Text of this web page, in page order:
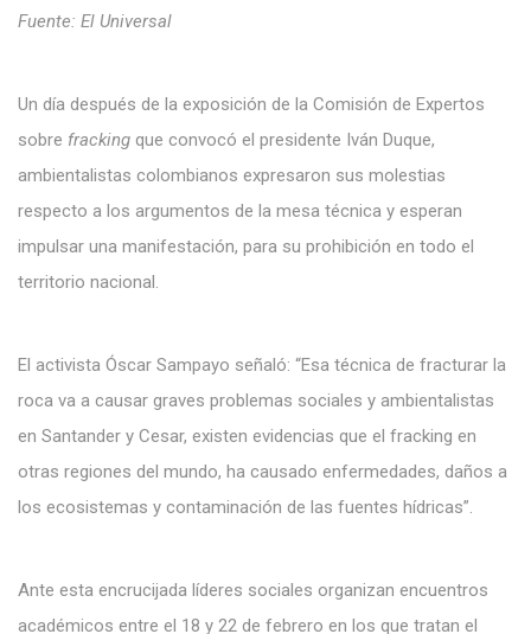
Fuente: El Universal
Un día después de la exposición de la Comisión de Expertos
sobre fracking que convocó el presidente Iván Duque,
ambientalistas colombianos expresaron sus molestias
respecto a los argumentos de la mesa técnica y esperan
impulsar una manifestación, para su prohibición en todo el
territorio nacional.
El activista Óscar Sampayo señaló: “Esa técnica de fracturar la
roca va a causar graves problemas sociales y ambientalistas
en Santander y Cesar, existen evidencias que el fracking en
otras regiones del mundo, ha causado enfermedades, daños a
los ecosistemas y contaminación de las fuentes hídricas”.
Ante esta encrucijada líderes sociales organizan encuentros
académicos entre el 18 y 22 de febrero en los que tratan el